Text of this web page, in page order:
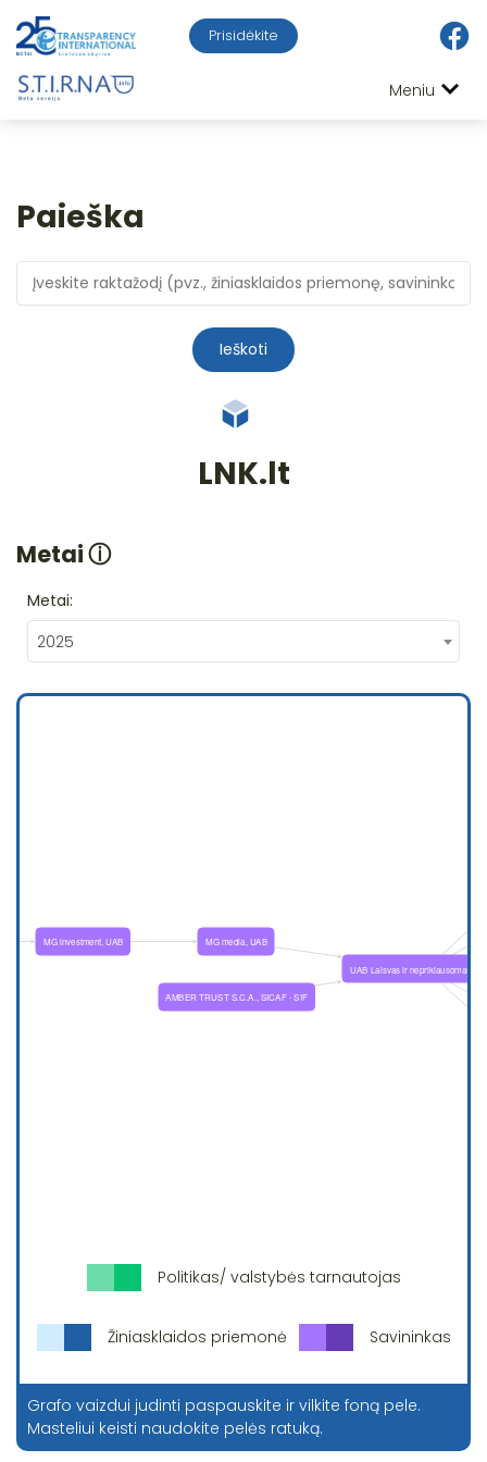
Prisidėkite
Meniu
Paieška
Ieškoti
LNK.lt
Metaiⓘ
Metai:
2025
Politikas/ valstybės tarnautojas
Žiniasklaidos priemonė Savininkas
Grafo vaizdui judinti paspauskite ir vilkite foną pele.
Masteliui keisti naudokite pelės ratuką.